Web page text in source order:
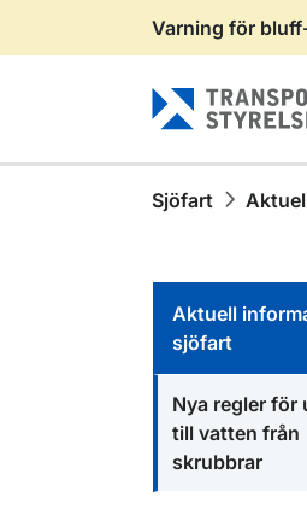
Gå till sidans innehåll
Varning för
Sjöfart
Aktuell
sjöfart
Nya regler för
till vatten från
skrubbrar